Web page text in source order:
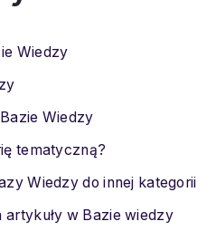
Wiedzy
Wiedzy
tematyczną?
Wiedzy do innej kategorii
artykuły w Bazie wiedzy